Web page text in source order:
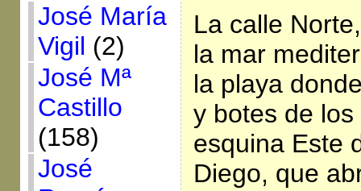
José María
Vigil (2)
José Mª
Castillo
(158)
José
La calle
la mar
la playa
y botes de
esquina Este
Diego, que